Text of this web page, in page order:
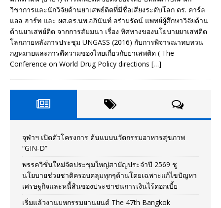
วิชาการและนักวิจัยด้านยาเสพย์ติดที่มีชื่อเสียงระดับโลก ดร. คาร์ล
แอล ฮาร์ท และ ผศ.ดร.นพ.อภินันท์ อร่ามรัตน์ แพทย์ผู้ศึกษาวิจัยด้าน
ด้านยาเสพย์ติด จากการสัมมนา เรื่อง ทิศทางของนโยบายยาเสพติด
โลกภายหลังการประชุม UNGASS (2016) กับการพิจารณาทบทวน
กฎหมายและการตีความของไทยเกี่ยวกับยาเสพติด ( The
Conference on World Drug Policy directions […]
จุฬาฯ เปิดตัวโครงการ ต้นแบบนวัตกรรมอาหารสุขภาพ
“GIN-D”
พรรควิชั่นใหม่จัดประชุมใหญ่สามัญประจำปี 2569 ชู
นโยบายช่วยชาติครอบคลุมทุกๆด้านโดยเฉพาะแก้ไขปัญหา
เศรษฐกิจและหนี้สินของประชาชนการเงินไร้ดอกเบี้ย
เริ่มแล้วงานมหกรรมยานยนต์ The 47th Bangkok